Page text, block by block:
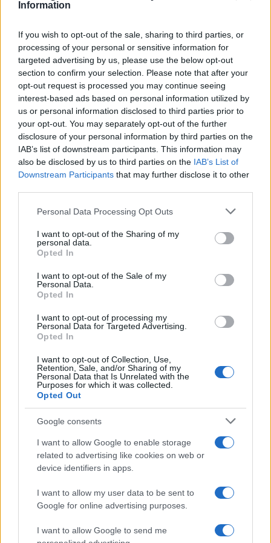
Information
If you wish to opt-out of the sale, sharing to third parties, or
processing of your personal or sensitive information for
targeted advertising by us, please use the below opt-out
section to confirm your selection. Please note that after your
opt-out request is processed you may continue seeing
interest-based ads based on personal information utilized by
us or personal information disclosed to third parties prior to
your opt-out. You may separately opt-out of the further
disclosure of your personal information by third parties on the
IAB’s list of downstream participants. This information may
also be disclosed by us to third parties on the IAB’s List of
Downstream Participants that may further disclose it to other
Please note that this website/app uses one or more Google
not limited to your visit or usage behaviour. You may click to
grant or deny consent to Google and its third-party tags to
use your data for below specified purposes in below Google
consent section.
Personal Data Processing Opt Outs
I want to opt-out of the Sharing of my
personal data.
Opted In
I want to opt-out of the Sale of my
Personal Data.
Opted In
I want to opt-out of processing my
Personal Data for Targeted Advertising.
Opted In
I want to opt-out of Collection, Use,
Retention, Sale, and/or Sharing of my
Personal Data that Is Unrelated with the
Purposes for which it was collected.
Opted Out
Google consents
I want to allow Google to enable storage
related to advertising like cookies on web or
device identifiers in apps.
I want to allow my user data to be sent to
Google for online advertising purposes.
I want to allow Google to send me
Σχόλια
Σχολίασε εδώ
50 /50
2000 /2000
Όροι Χρήσης. Το site προστατεύεται από reCAPTCHA, ισχύουν
Πολιτική Απορρήτου
Αγορές
ΜΕΤΟΧΕΣ
ΧΡΗΜΑΤΙΣΤΗΡΙΟ ΑΘΗΝΩΝ
Share:
Ακολουθήστε το Νewsit.gr στοGoogle News
ενημερωθείτε πρώτοι για όλη την ειδησεογραφία και τα
τελευταία νέατης ημέρας
περιφέρειες
Πιο δημοφιλή
Σοκαριστική υπόθεση στην Κρήτη:
Τουρίστας ρωτούσε πόσο να πληρώσει για
να ασελγήσει σε 10χρονο κορίτσι - Το παιδί